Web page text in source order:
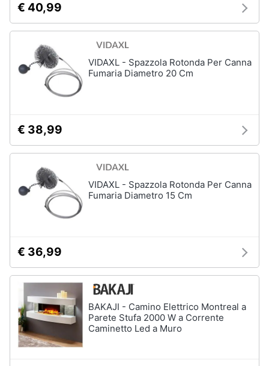
€ 40,99
VIDAXL - Spazzola Rotonda Per Canna
Fumaria Diametro 20 Cm
€ 38,99
VIDAXL - Spazzola Rotonda Per Canna
Fumaria Diametro 15 Cm
€ 36,99
BAKAJI - Camino Elettrico Montreal a
Parete Stufa 2000 W a Corrente
Caminetto Led a Muro